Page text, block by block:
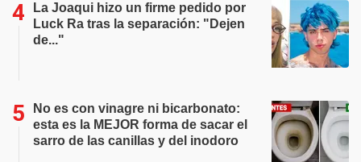
La Joaqui hizo un firme pedido por
Luck Ra tras la separación: "Dejen
de..."
No es con vinagre ni bicarbonato:
esta es la MEJOR forma de sacar el
sarro de las canillas y del inodoro